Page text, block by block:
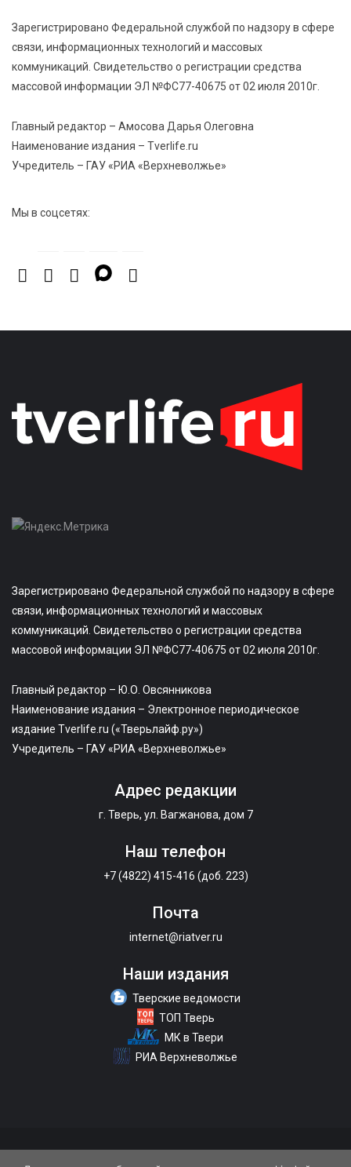
5 Авг 2026 14:32 357
Топ-4 направлений: какие специальности стали
самыми популярными у абитуриентов в 2026 году
5 Авг 2026 14:02 1126
В Введенской церкви Торжка завершился важный
этап реставрации
Зарегистрировано Федеральной службой по надзору в сфере
связи, информационных технологий и массовых
коммуникаций. Свидетельство о регистрации средства
массовой информации ЭЛ №ФС77-40675 от 02 июля 2010г.
Главный редактор – Амосова Дарья Олеговна
Наименование издания – Tverlife.ru
Учредитель – ГАУ «РИА «Верхневолжье»
Мы в соцсетях:
Зарегистрировано Федеральной службой по надзору в сфере
связи, информационных технологий и массовых
коммуникаций. Свидетельство о регистрации средства
массовой информации ЭЛ №ФС77-40675 от 02 июля 2010г.
Главный редактор – Ю.О. Овсянникова
Наименование издания – Электронное периодическое
издание Tverlife.ru («Тверьлайф.ру»)
Учредитель – ГАУ «РИА «Верхневолжье»
Адрес редакции
г. Тверь, ул. Вагжанова, дом 7
Наш телефон
+7 (4822) 415-416 (доб. 223)
Почта
internet@riatver.ru
Наши издания
Тверские ведомости
ТОП Тверь
МК в Твери
РИА Верхневолжье